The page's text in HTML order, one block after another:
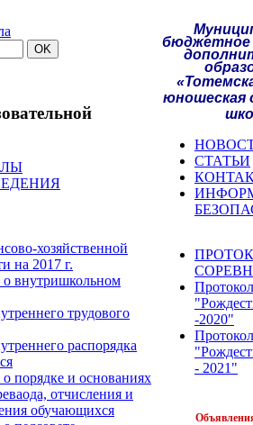
хозяйственной
на 2017 г.
внутришкольном
трудового
распорядка
порядке и основаниях
отчисления и
обучающихся
бюджетное
юношеская
СТАТЬИ
-2020"
- 2021"